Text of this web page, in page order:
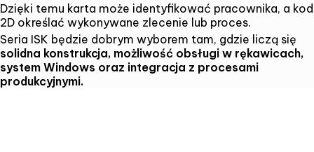
SKONTAKTUJ SIĘ Z NAMI I DOWIEDZ
SIĘ WIĘCEJ!
Dzięki temu karta może identyfikować pracownika, a kod
2D określać wykonywane zlecenie lub proces.
Seria ISK będzie dobrym wyborem tam, gdzie liczą się
solidna konstrukcja, możliwość obsługi w rękawicach,
system Windows oraz integracja z procesami
produkcyjnymi.